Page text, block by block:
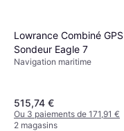
Lowrance Combiné GPS
Sondeur Eagle 7
Navigation maritime
515,74 €
Ou 3 paiements de 171,91 €
2 magasins